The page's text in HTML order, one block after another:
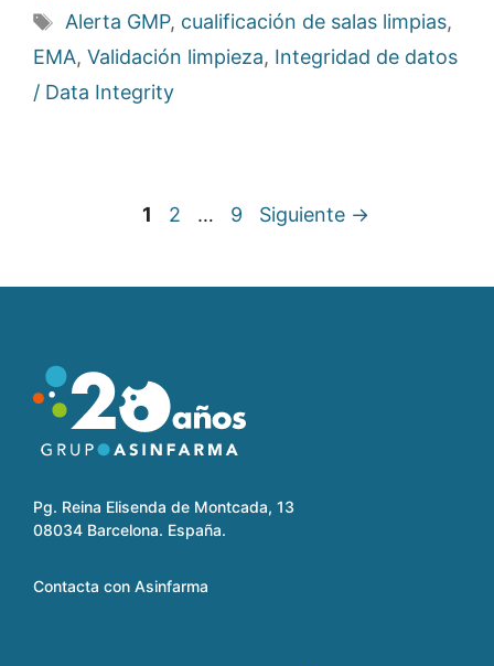
Etiquetas
Alerta GMP, cualificación de salas limpias,
EMA, Validación limpieza, Integridad de datos
/ Data Integrity
Página
1 Página
2 … Página
9 Siguiente →
Pg. Reina Elisenda de Montcada, 13
08034 Barcelona. España.
Contacta con Asinfarma